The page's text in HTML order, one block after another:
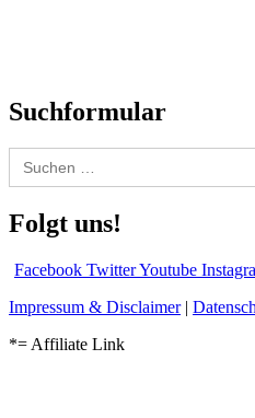
Suchformular
Search
for:
Folgt uns!
Facebook TwitterYoutube
Impressum & Disclaimer|
*= Affiliate Link